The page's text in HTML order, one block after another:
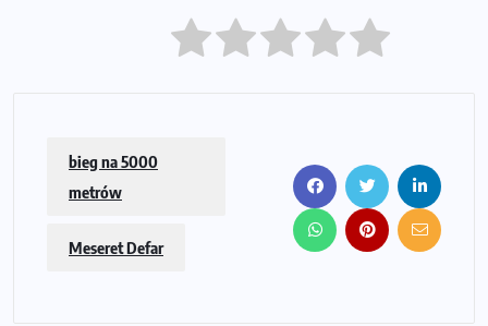
bieg na 5000
metrów
Meseret Defar